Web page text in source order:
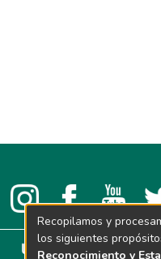
Recopilamos y
los siguientes
Reconocimiento y